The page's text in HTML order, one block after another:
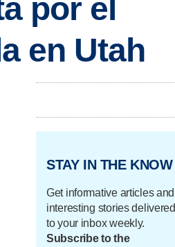
por el
en Utah
STAY IN THE KNOW
Get informative articles and
interesting stories delivered
to your inbox weekly.
Subscribe to the